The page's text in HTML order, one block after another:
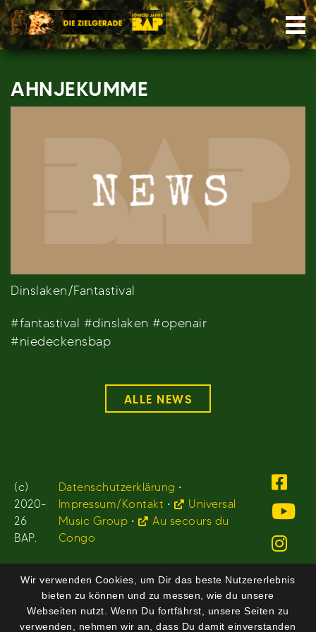
Skip
to
content
AHNJEKUMME
Dinslaken/Fantastival
#fantastival #dinslaken #openair
#niedeckensbap
ALLE NEWS
(c)
2020-
26
BAP.
Datenschutzerklärung •
Impressum/Kontakt •
Universal
Music Group •
Au secours du
Congo
Wir verwenden Cookies, um Dir das beste Nutzererlebnis
bieten zu können und zu messen, wie du unsere
Webseiten nutzt. Wenn Du fortfährst, unsere Seiten zu
verwenden, nehmen wir an, dass Du damit einverstanden